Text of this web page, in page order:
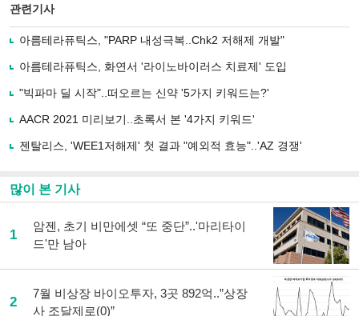
로
기
사
유
기
관련기사
아름테라퓨틱스, "PARP 내성극복..Chk2 저해제 개발"
아름테라퓨틱스, 화연서 '라이노바이러스 치료제' 도입
"빅파마 딜 시작"..떠오르는 신약 '5가지 키워드는?'
AACR 2021 미리보기..초록서 본 '4가지 키워드'
젠탈리스, 'WEE1저해제' 첫 결과 "예외적 효능"..'AZ 경쟁'
많이 본 기사
1
암젠, 초기 비만에셋 “또 중단”..'마리타이
드'만 남아
2
7월 비상장 바이오투자, 3곳 892억..”상장
사 조달제로(0)”